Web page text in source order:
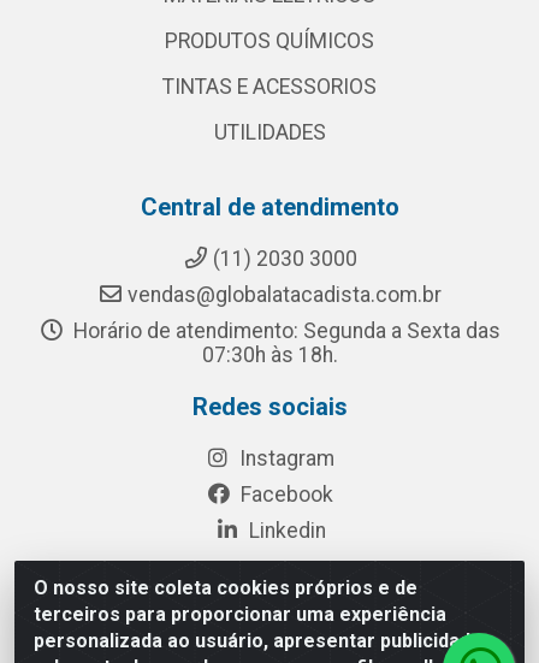
O nosso site coleta cookies próprios e de
terceiros para proporcionar uma experiência
personalizada ao usuário, apresentar publicidade
PRODUTOS QUÍMICOS
TINTAS E ACESSORIOS
UTILIDADES
Central de atendimento
(11) 2030 3000
vendas@globalatacadista.com.br
Horário de atendimento: Segunda a Sexta das
07:30h às 18h.
Redes sociais
Instagram
Facebook
Linkedin
Rua Chipuê, 117 - S. Miguel Paulista São Paulo/SP - CEP
08010-260- CNPJ: 03.010.739/0001-72